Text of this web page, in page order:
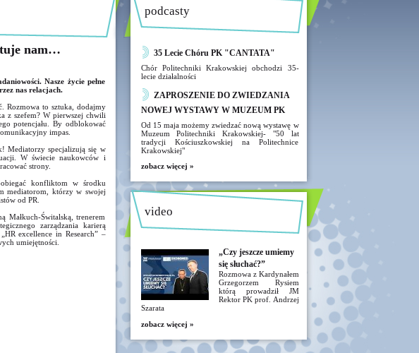
nam…
Nasze życie pełne
nas relacjach.
Rozmowa to sztuka, dodajmy
z szefem? W pierwszej chwili
potencjału. By odblokować
impas.
Mediatorzy specjalizują się w
W świecie naukowców i
strony.
konfliktom w środku
mediatorom, którzy w swojej
od PR.
Małkuch-Świtalską, trenerem
zarządzania karierą
excellence in Research” –
umiejętności.
podcasty
35 Lecie Chóru PK "CANTATA"
Chór Politechniki Krakowskiej obchodzi 35-
lecie działalności
ZAPROSZENIE DO ZWIEDZANIA
NOWEJ WYSTAWY W MUZEUM PK
Od 15 maja możemy zwiedzać nową wystawę w
Muzeum Politechniki Krakowskiej- "50 lat
tradycji Kościuszkowskiej na Politechnice
Krakowskiej"
zobacz więcej »
video
„Czy jeszcze umiemy
się słuchać?”
Rozmowa z Kardynałem
Grzegorzem Rysiem
którą prowadził JM
Rektor PK prof. Andrzej
Szarata
zobacz więcej »